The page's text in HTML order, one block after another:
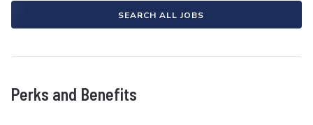
SEARCH ALL JOBS
Perks and Benefits